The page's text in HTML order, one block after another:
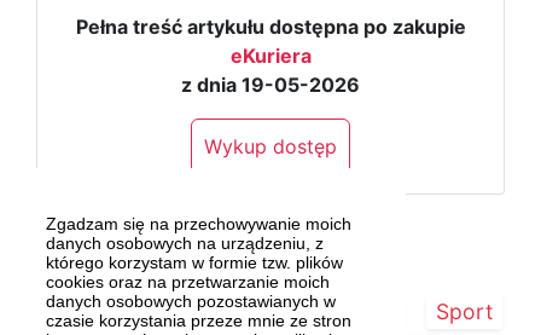
Zgadzam się na przechowywanie moich
danych osobowych na urządzeniu, z
którego korzystam w formie tzw. plików
cookies oraz na przetwarzanie moich
danych osobowych pozostawianych w
czasie korzystania przeze mnie ze stron
Pełna treść artykułu dostępna po zakupie
eKuriera
z dnia 19-05-2026
Wykup dostęp
Strona główna Szczecin/Region Sport